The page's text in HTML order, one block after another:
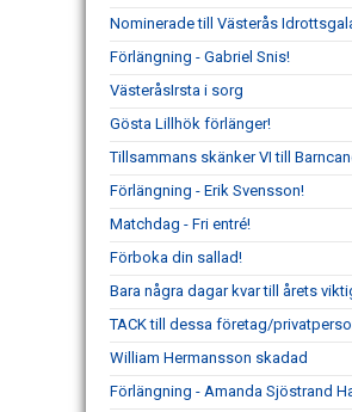
Nominerade till Västerås
Förlängning - Gabriel Snis!
VästeråsIrsta i sorg
Gösta Lillhök förlänger!
Tillsammans skänker VI till
Förlängning - Erik Svensson!
Matchdag - Fri entré!
Förboka din sallad!
Bara några dagar kvar till årets
TACK till dessa företag/
William Hermansson skadad
Förlängning - Amanda Sjöstrand